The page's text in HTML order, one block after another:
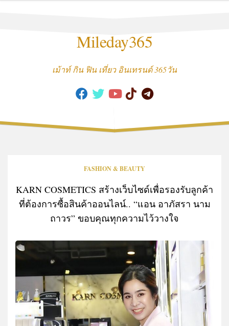
Mileday365
เม้าท์ กิน ฟิน เที่ยว อินเทรนด์ 365วัน
FASHION & BEAUTY
KARN COSMETICS สร้างเว็บไซด์เพื่อรองรับลูกค้า
ที่ต้องการซื้อสินค้าออนไลน์.. “แอน อาภัสรา นาม
ถาวร” ขอบคุณทุกความไว้วางใจ